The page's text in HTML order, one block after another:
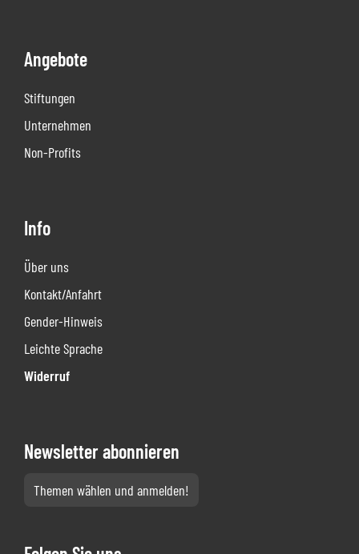
Angebote
Stiftungen
Unternehmen
Non-Profits
Info
Über uns
Kontakt/Anfahrt
Gender-Hinweis
Leichte Sprache
Widerruf
Newsletter abonnieren
Themen wählen und anmelden!